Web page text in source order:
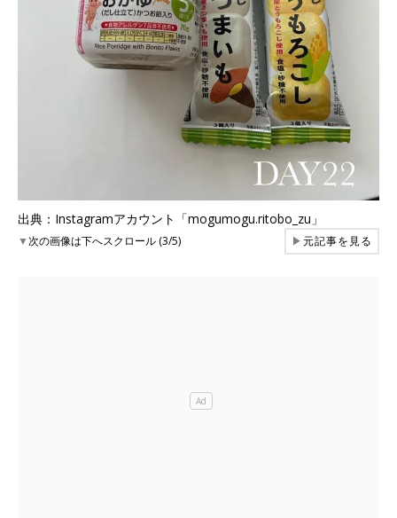
出典：Instagramアカウント「mogumogu.ritobo_zu」
▼次の画像は下へスクロール (3/5) ▶元記事を見る